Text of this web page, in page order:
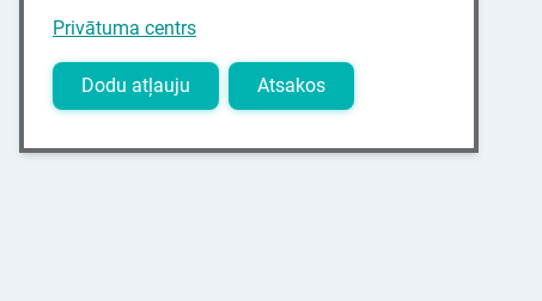
Privātuma centrs
Dodu atļauju Atsakos